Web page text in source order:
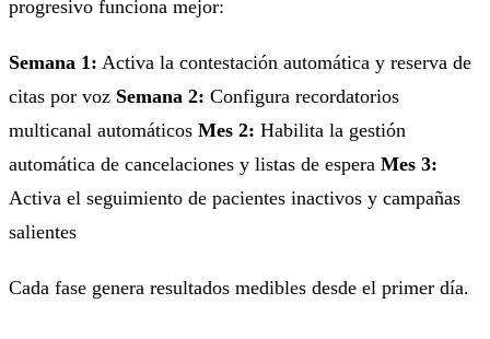
progresivo funciona mejor:
Semana 1: Activa la contestación automática y reserva de
citas por voz Semana 2: Configura recordatorios
multicanal automáticos Mes 2: Habilita la gestión
automática de cancelaciones y listas de espera Mes 3:
Activa el seguimiento de pacientes inactivos y campañas
salientes
Cada fase genera resultados medibles desde el primer día.